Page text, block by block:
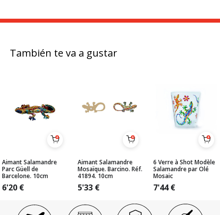
También te va a gustar
Aimant Salamandre
Parc Güell de
Barcelone. 10cm
6'20 €
Aimant Salamandre
Mosaïque. Barcino. Réf.
41894. 10cm
5'33 €
6 Verre à Shot Modèle
Salamandre par Olé
Mosaic
7'44€